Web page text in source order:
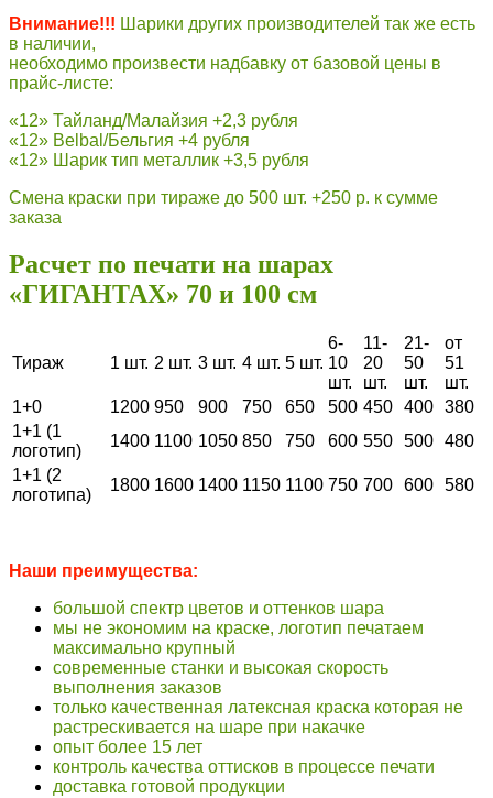
Внимание!!! Шарики других производителей так же есть
в наличии,
необходимо произвести надбавку от базовой цены в
прайс-листе:
«12» Тайланд/Малайзия +2,3 рубля
«12» Belbal/Бельгия +4 рубля
«12» Шарик тип металлик +3,5 рубля
Смена краски при тираже до 500 шт. +250 р. к сумме
заказа
Расчет по печати на шарах
«ГИГАНТАХ» 70 и 100 см
Тираж 1 шт. 2 шт. 3 шт. 4 шт. 5 шт.
6-
10
шт.
11-
20
шт.
21-
50
шт.
от
51
шт.
1+0
1200 950 900 750 650 500 450 400 380
1+1 (1
логотип)
1400 1100 1050 850 750 600 550 500 480
1+1 (2
логотипа)
1800 1600 1400 1150 1100 750 700 600 580
Наши преимущества:
большой спектр цветов и оттенков шара
мы не экономим на краске, логотип печатаем
максимально крупный
современные станки и высокая скорость
выполнения заказов
только качественная латексная краска которая не
растрескивается на шаре при накачке
опыт более 15 лет
контроль качества оттисков в процессе печати
доставка готовой продукции